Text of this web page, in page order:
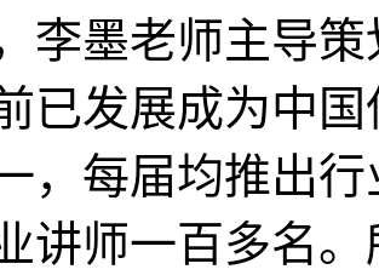
李墨老师主导
已发展成为中
，每届均推出
讲师一百多名